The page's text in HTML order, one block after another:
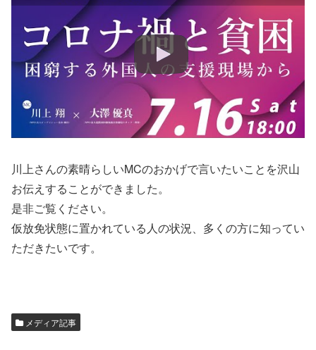
川上さんの素晴らしいMCのおかげで言いたいことを沢山
お伝えすることができました。
是非ご覧ください。
仮放免状態に置かれている人の状況、多くの方に知ってい
ただきたいです。
メディア記事